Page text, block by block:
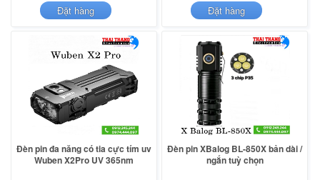
Đặt hàng
Đặt hàng
Đèn pin XBalog BL-850X bản dài /
ngắn tuỳ chọn
Đèn pin đa năng có tia cực tím uv
Wuben X2Pro UV 365nm